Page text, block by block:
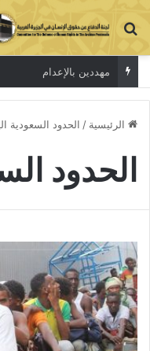
بحث عن
مهددين بالإعدام
الرئيسية / الحدود السعودية
الحدود